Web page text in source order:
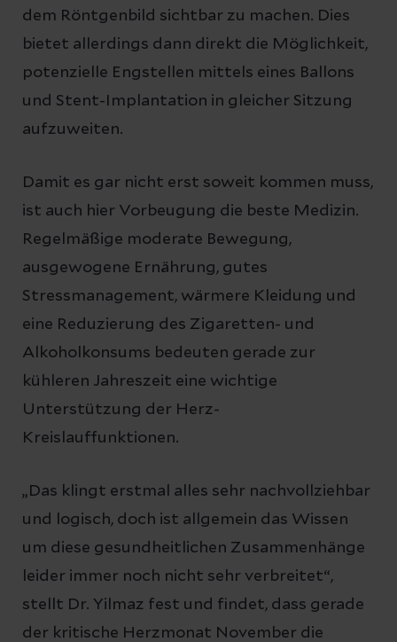
dem Röntgenbild sichtbar zu machen. Dies
bietet allerdings dann direkt die Möglichkeit,
potenzielle Engstellen mittels eines Ballons
und Stent-Implantation in gleicher Sitzung
aufzuweiten.
Damit es gar nicht erst soweit kommen muss,
ist auch hier Vorbeugung die beste Medizin.
Regelmäßige moderate Bewegung,
ausgewogene Ernährung, gutes
Stressmanagement, wärmere Kleidung und
eine Reduzierung des Zigaretten- und
Alkoholkonsums bedeuten gerade zur
kühleren Jahreszeit eine wichtige
Unterstützung der Herz-
Kreislauffunktionen.
„Das klingt erstmal alles sehr nachvollziehbar
und logisch, doch ist allgemein das Wissen
um diese gesundheitlichen Zusammenhänge
leider immer noch nicht sehr verbreitet“,
stellt Dr. Yilmaz fest und findet, dass gerade
der kritische Herzmonat November die